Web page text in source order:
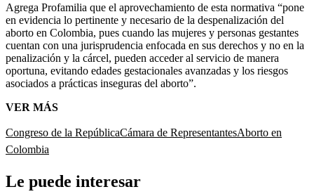
Agrega Profamilia que el aprovechamiento de esta normativa “pone
en evidencia lo pertinente y necesario de la despenalización del
aborto en Colombia, pues cuando las mujeres y personas gestantes
cuentan con una jurisprudencia enfocada en sus derechos y no en la
penalización y la cárcel, pueden acceder al servicio de manera
oportuna, evitando edades gestacionales avanzadas y los riesgos
asociados a prácticas inseguras del aborto”.
VER MÁS
Congreso de la RepúblicaCámara de RepresentantesAborto en
Colombia
Le puede interesar